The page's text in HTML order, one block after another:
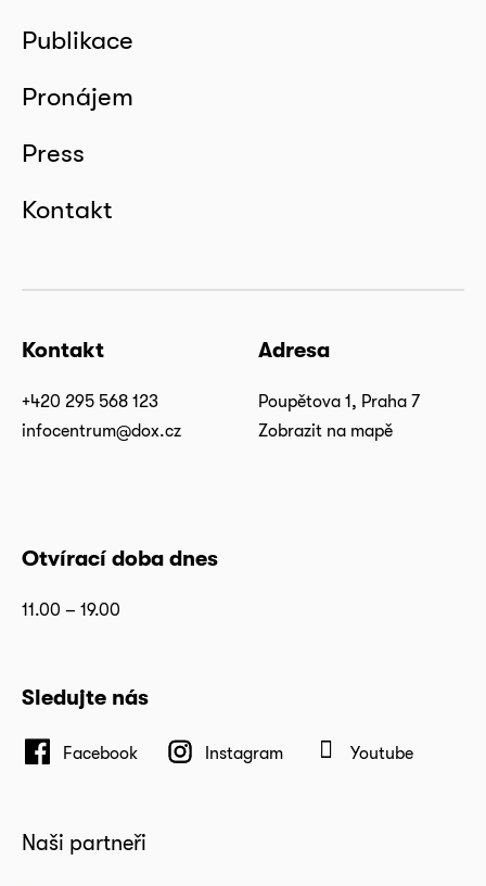
Publikace
Pronájem
Press
Kontakt
Kontakt
+420 295 568 123
infocentrum@dox.cz
Adresa
Poupětova 1, Praha 7
Zobrazit na mapě
Otvírací doba dnes
11.00 – 19.00
Sledujte nás
Facebook Instagram Youtube
Naši partneři